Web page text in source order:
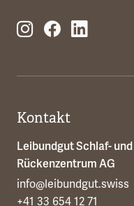
Kontakt
Leibundgut Schlaf- und
Rückenzentrum AG
info@leibundgut.swiss
+41 33 654 12 71